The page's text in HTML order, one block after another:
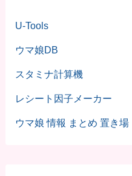
U-Tools
ウマ娘DB
スタミナ計算機
レシート因子メーカー
ウマ娘 情報 まとめ 置き場